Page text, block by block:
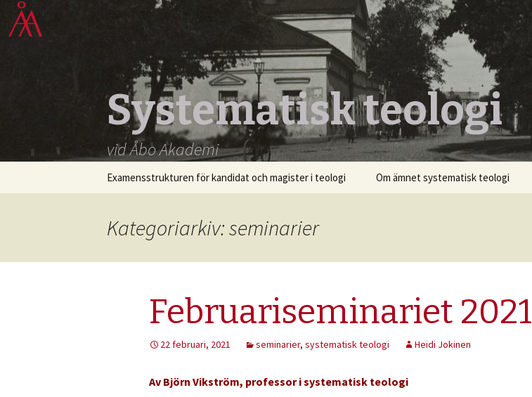
Systematisk teologi
vid Åbo Akademi
Examensstrukturen för kandidat och magister i teologi Om ämnet systematisk teologi
Kategoriarkiv: seminarier
Februariseminariet 2021
22 februari, 2021 seminarier, systematisk teologi Heidi Jokinen
Av Björn Vikström, professor i systematisk teologi